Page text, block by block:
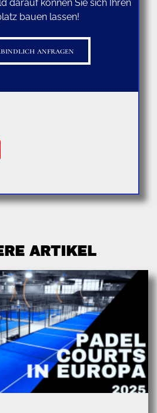
darauf können Sie sich Ihren
bauen lassen!
anfragen
ARTIKEL